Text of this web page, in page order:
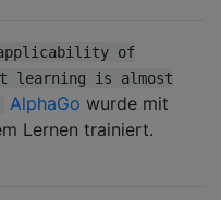
of
learning is almost
AlphaGo wurde mit
Lernen trainiert.